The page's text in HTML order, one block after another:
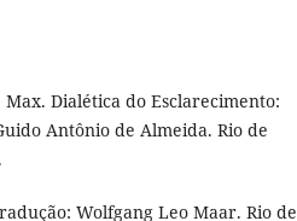
Max. Dialética do Esclarecimento:
Antônio de Almeida. Rio de
Wolfgang Leo Maar. Rio de